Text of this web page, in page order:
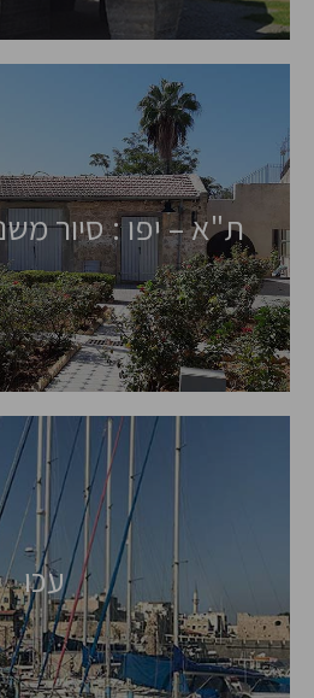
ת"א – יפו : סיור
עכו